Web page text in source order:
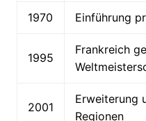
1970 Einführung
1995
Frankreich
2001
Erweiterung
Regionen